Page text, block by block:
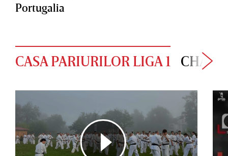
Portugalia
CASA PARIURILOR LIGA 1